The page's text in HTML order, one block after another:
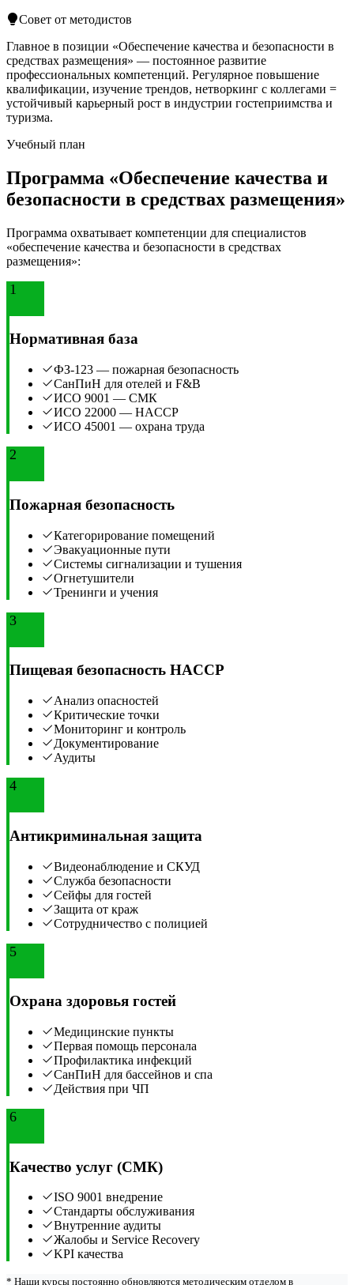
Совет от методистов
Главное в позиции «Обеспечение качества и безопасности в
средствах размещения» — постоянное развитие
профессиональных компетенций. Регулярное повышение
квалификации, изучение трендов, нетворкинг с коллегами =
устойчивый карьерный рост в индустрии гостеприимства и
туризма.
Учебный план
Программа «Обеспечение качества и
безопасности в средствах размещения»
Программа охватывает компетенции для специалистов
«обеспечение качества и безопасности в средствах
размещения»:
1
Нормативная база
ФЗ-123 — пожарная безопасность
СанПиН для отелей и F&B
ИСО 9001 — СМК
ИСО 22000 — HACCP
ИСО 45001 — охрана труда
2
Пожарная безопасность
Категорирование помещений
Эвакуационные пути
Системы сигнализации и тушения
Огнетушители
Тренинги и учения
3
Пищевая безопасность HACCP
Анализ опасностей
Критические точки
Мониторинг и контроль
Документирование
Аудиты
4
Антикриминальная защита
Видеонаблюдение и СКУД
Служба безопасности
Сейфы для гостей
Защита от краж
Сотрудничество с полицией
5
Охрана здоровья гостей
Медицинские пункты
Первая помощь персонала
Профилактика инфекций
СанПиН для бассейнов и спа
Действия при ЧП
6
Качество услуг (СМК)
ISO 9001 внедрение
Стандарты обслуживания
Внутренние аудиты
Жалобы и Service Recovery
KPI качества
* Наши курсы постоянно обновляются методическим отделом в